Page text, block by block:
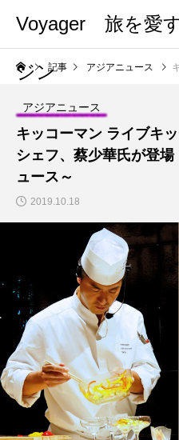
Voyager 旅を愛
ジン記事 アジアニュース キ
アジアニュース
キッコーマン ライブキ
シェフ、蔡少華氏が登
ュース～
2019.10.18